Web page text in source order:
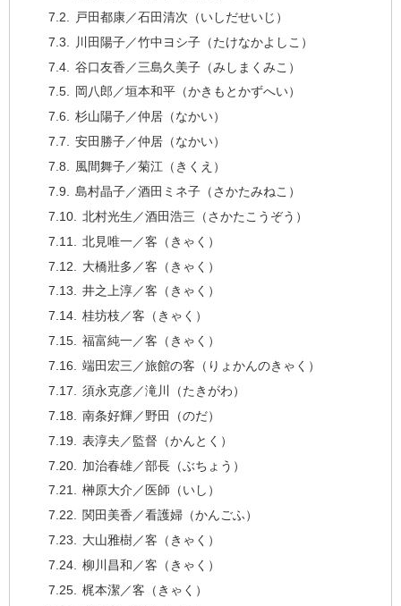
戸田都康／石田清次（いしだせいじ）
川田陽子／竹中ヨシ子（たけなかよしこ）
谷口友香／三島久美子（みしまくみこ）
岡八郎／垣本和平（かきもとかずへい）
杉山陽子／仲居（なかい）
安田勝子／仲居（なかい）
風間舞子／菊江（きくえ）
島村晶子／酒田ミネ子（さかたみねこ）
北村光生／酒田浩三（さかたこうぞう）
北見唯一／客（きゃく）
大橋壯多／客（きゃく）
井之上淳／客（きゃく）
桂坊枝／客（きゃく）
福富純一／客（きゃく）
端田宏三／旅館の客（りょかんのきゃく）
須永克彦／滝川（たきがわ）
南条好輝／野田（のだ）
表淳夫／監督（かんとく）
加治春雄／部長（ぶちょう）
榊原大介／医師（いし）
関田美香／看護婦（かんごふ）
大山雅樹／客（きゃく）
柳川昌和／客（きゃく）
梶本潔／客（きゃく）